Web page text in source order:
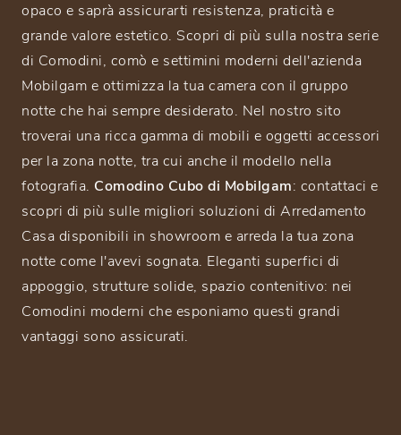
opaco e saprà assicurarti resistenza, praticità e
grande valore estetico. Scopri di più sulla nostra serie
di Comodini, comò e settimini moderni dell'azienda
Mobilgam e ottimizza la tua camera con il gruppo
notte che hai sempre desiderato. Nel nostro sito
troverai una ricca gamma di mobili e oggetti accessori
per la zona notte, tra cui anche il modello nella
fotografia. Comodino Cubo di Mobilgam: contattaci e
scopri di più sulle migliori soluzioni di Arredamento
Casa disponibili in showroom e arreda la tua zona
notte come l'avevi sognata. Eleganti superfici di
appoggio, strutture solide, spazio contenitivo: nei
Comodini moderni che esponiamo questi grandi
vantaggi sono assicurati.